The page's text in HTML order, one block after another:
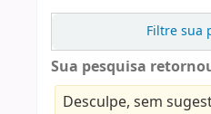
Filtre sua
Sua pesquisa
Desculpe, sem